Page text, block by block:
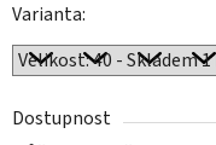
Varianta:
Dostupnost